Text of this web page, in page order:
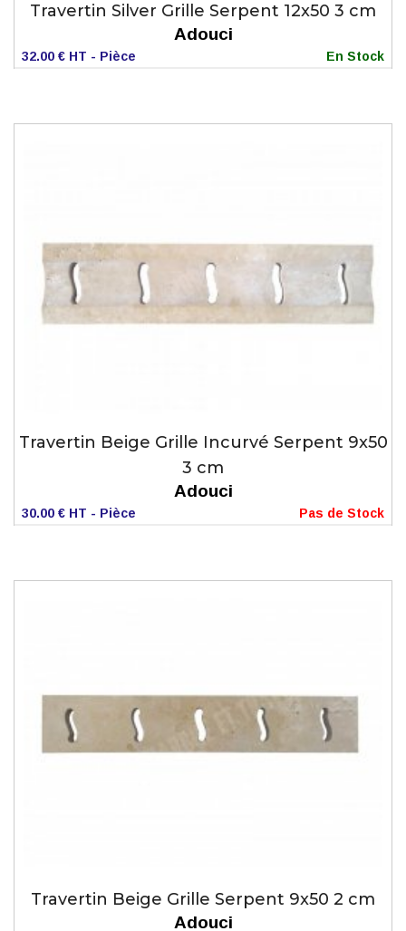
Travertin Silver Grille Serpent 12x50 3 cm
Adouci
32.00 € HT - Pièce En Stock
Travertin Beige Grille Incurvé Serpent 9x50
3 cm
Adouci
30.00 € HT - Pièce Pas de Stock
Travertin Beige Grille Serpent 9x50 2 cm
Adouci